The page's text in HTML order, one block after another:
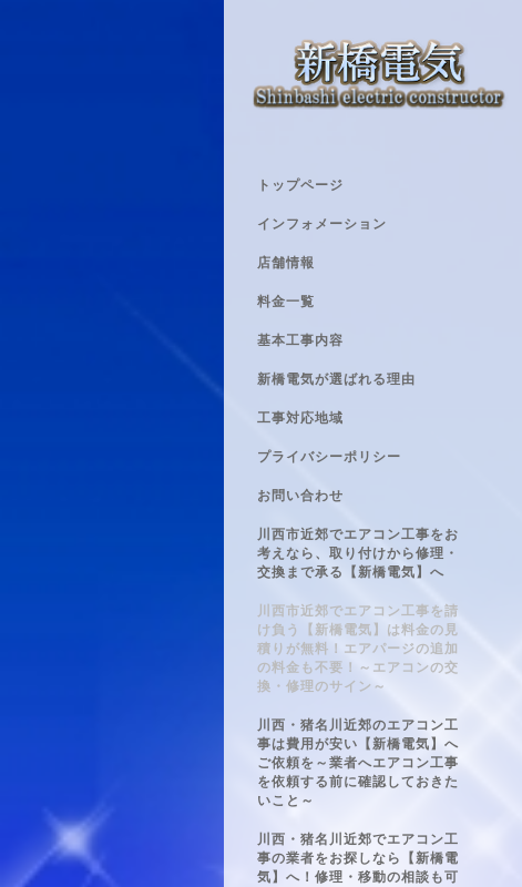
トップページ
インフォメーション
店舗情報
料金一覧
基本工事内容
新橋電気が選ばれる理由
工事対応地域
プライバシーポリシー
お問い合わせ
川西市近郊でエアコン工事をお
考えなら、取り付けから修理・
交換まで承る【新橋電気】へ
川西市近郊でエアコン工事を請
け負う【新橋電気】は料金の見
積りが無料！エアパージの追加
の料金も不要！～エアコンの交
換・修理のサイン～
川西・猪名川近郊のエアコン工
事は費用が安い【新橋電気】へ
ご依頼を～業者へエアコン工事
を依頼する前に確認しておきた
いこと～
川西・猪名川近郊でエアコン工
事の業者をお探しなら【新橋電
気】へ！修理・移動の相談も可